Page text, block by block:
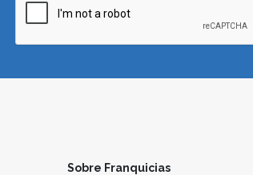
Sobre Franquicias